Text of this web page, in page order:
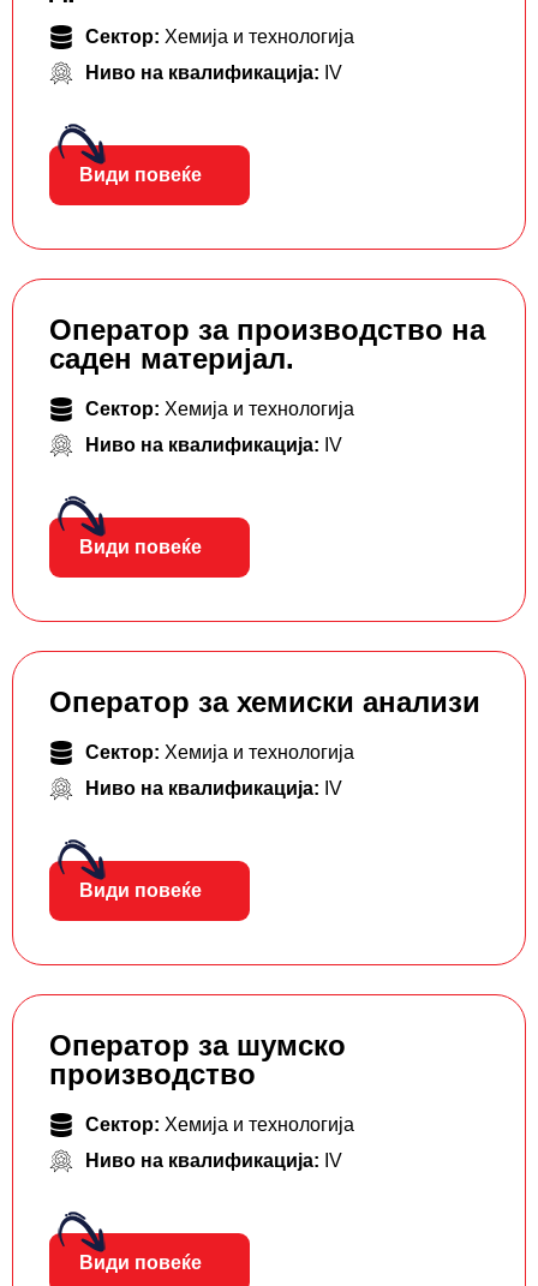
Сектор: Хемија и технологија
Ниво на квалификација: IV
Види повеќе
Оператор за производство на
саден материјал.
Сектор: Хемија и технологија
Ниво на квалификација: IV
Види повеќе
Оператор за хемиски анализи
Сектор: Хемија и технологија
Ниво на квалификација: IV
Види повеќе
Оператор за шумско
производство
Сектор: Хемија и технологија
Ниво на квалификација: IV
Види повеќе